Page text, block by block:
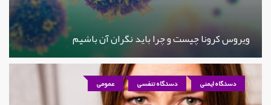
ویروس کرونا چیست و چرا باید نگران آن باشیم
دستگاه ایمنی دستگاه تنفسی عمومی